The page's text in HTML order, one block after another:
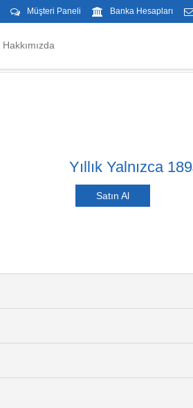
Müşteri Paneli Banka Hesapları
Hakkımızda
Yıllık Yalnızca
Satın Al